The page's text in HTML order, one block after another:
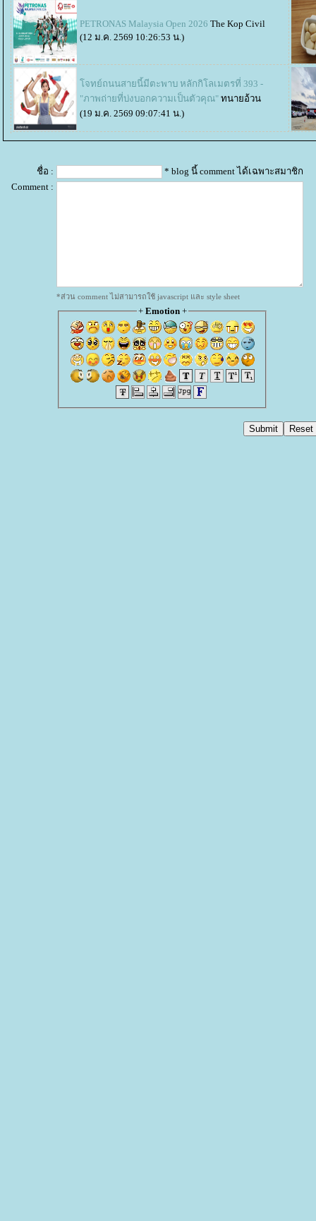
PETRONAS Malaysia Open 2026 The Kop Civil
(12 ม.ค. 2569 10:26:53 น.)
จทย์ถนนสายนี้มีตะพาบ หลักกิโลเมตรที่ 393 -
"ภาพถ่ายที่บ่งบอกความเป็นตัวคุณ" ทนายอ้วน
(19 ม.ค. 2569 09:07:41 น.)
ชื่อ :
* blog นี้ comment ได้เฉพาะสมาชิก
Comment :
*ส่วน comment ไม่สามารถใช้ javascript และ style sheet
+ Emotion+